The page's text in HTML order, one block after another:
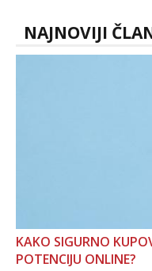
NAJNOVIJI
KAKO SIGURNO
POTENCIJU ONLINE?